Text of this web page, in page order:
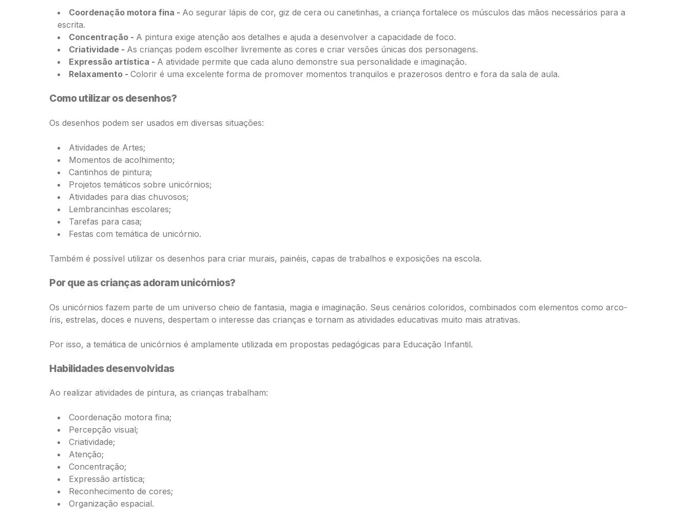
Coordenação motora fina - Ao segurar lápis de cor, giz de cera ou canetinhas, a criança fortalece os músculos das mãos necessários para a
escrita.
Concentração - A pintura exige atenção aos detalhes e ajuda a desenvolver a capacidade de foco.
Criatividade - As crianças podem escolher livremente as cores e criar versões únicas dos personagens.
Expressão artística - A atividade permite que cada aluno demonstre sua personalidade e imaginação.
Relaxamento - Colorir é uma excelente forma de promover momentos tranquilos e prazerosos dentro e fora da sala de aula.
Como utilizar os desenhos?
Os desenhos podem ser usados em diversas situações:
Atividades de Artes;
Momentos de acolhimento;
Cantinhos de pintura;
Projetos temáticos sobre unicórnios;
Atividades para dias chuvosos;
Lembrancinhas escolares;
Tarefas para casa;
Festas com temática de unicórnio.
Também é possível utilizar os desenhos para criar murais, painéis, capas de trabalhos e exposições na escola.
Por que as crianças adoram unicórnios?
Os unicórnios fazem parte de um universo cheio de fantasia, magia e imaginação. Seus cenários coloridos, combinados com elementos como arco-
íris, estrelas, doces e nuvens, despertam o interesse das crianças e tornam as atividades educativas muito mais atrativas.
Por isso, a temática de unicórnios é amplamente utilizada em propostas pedagógicas para Educação Infantil.
Habilidades desenvolvidas
Ao realizar atividades de pintura, as crianças trabalham:
Coordenação motora fina;
Percepção visual;
Criatividade;
Atenção;
Concentração;
Expressão artística;
Reconhecimento de cores;
Organização espacial.